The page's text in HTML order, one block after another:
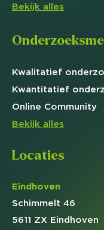
Bekijk alles
Kwalitatief
Kwantitatief
Online Community
Bekijk alles
Locaties
Eindhoven
Schimmelt 46
5611 ZX Eindhoven